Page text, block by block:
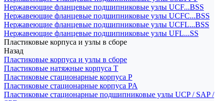
Нержавеющие фланцевые подшипниковые узлы UCF...BSS
Нержавеющие фланцевые подшипниковые узлы UCFC...BSS
Нержавеющие фланцевые подшипниковые узлы UCFL...BSS
Нержавеющие фланцевые подшипниковые узлы UFL...SS
Пластиковые корпуса и узлы в сборе
Назад
Пластиковые корпуса и узлы в сборе
Пластиковые натяжные корпуса T
Пластиковые стационарные корпуса P
Пластиковые стационарные корпуса PA
Пластиковые стационарные подшипниковые узлы UCP / SAP /